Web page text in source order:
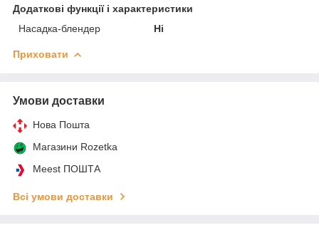
Додаткові функції і характеристики
Насадка-блендер
Ні
Приховати
Умови доставки
Нова Пошта
Магазини Rozetka
Meest ПОШТА
Всі умови доставки